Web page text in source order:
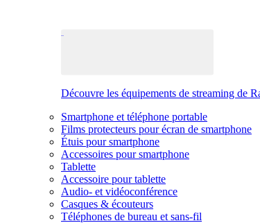
Découvre les équipements de streaming de
Smartphone et téléphone portable
Films protecteurs pour écran de smartphone
Étuis pour smartphone
Accessoires pour smartphone
Tablette
Accessoire pour tablette
Audio- et vidéoconférence
Casques & écouteurs
Téléphones de bureau et sans-fil